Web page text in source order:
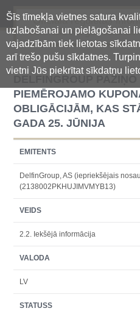
Šīs tīmekļa vietnes satura
uzlabošanai un pielāgošanai
vajadzībām tiek lietotas
arī trešo pušu sīkdatnes.
vietni Jūs piekrītat sīkdatņu
Oficiālā regulētās
centralizētā glabāšanas
DELFINGROUP PAZIŅO
PIEMĒROJAMO
OBLIGĀCIJĀM, KAS
GADA 25. JŪNIJA
EMITENTS
DelfinGroup, AS (iepriekšējais
(2138002PKHUJIMVMYB13)
VEIDS
2.2. Iekšējā informācija
VALODA
LV
STATUSS